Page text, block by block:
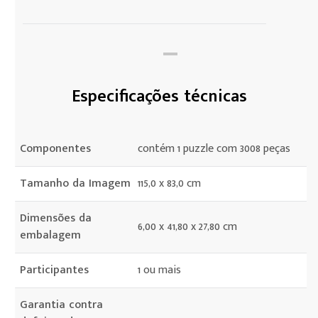
Especificações técnicas
Componentes
contém 1 puzzle com 3008 peças
Tamanho da Imagem 115,0 x 83,0 cm
Dimensões da
embalagem
6,00 x 41,80 x 27,80 cm
Participantes
1 ou mais
Garantia contra